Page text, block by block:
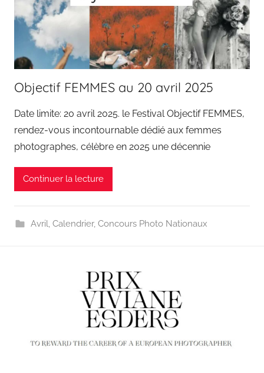
Objectif FEMMES au 20 avril 2025
Date limite: 20 avril 2025. le Festival Objectif FEMMES,
rendez-vous incontournable dédié aux femmes
photographes, célèbre en 2025 une décennie
Continuer la lecture
Avril, Calendrier, Concours Photo Nationaux